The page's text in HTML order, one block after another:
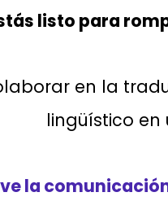
listo para
en la
lingüístico
la